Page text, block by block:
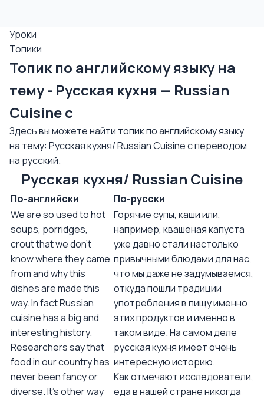
Уроки
Топики
Топик по английскому языку на
тему - Русская кухня — Russian
Cuisine с
Здесь вы можете найти топик по английскому языку
на тему: Русская кухня/ Russian Cuisine с переводом
на русский.
Русская кухня/ Russian Cuisine
По-английски
По-русски
We are so used to hot
soups, porridges,
crout that we don’t
know where they came
from and why this
dishes are made this
way. In fact Russian
cuisine has a big and
interesting history.
Researchers say that
food in our country has
never been fancy or
diverse. It’s other way
Горячие супы, каши или,
например, квашеная капуста
уже давно стали настолько
привычными блюдами для нас,
что мы даже не задумываемся,
откуда пошли традиции
употребления в пищу именно
этих продуктов и именно в
таком виде. На самом деле
русская кухня имеет очень
интересную историю.
Как отмечают исследователи,
еда в нашей стране никогда